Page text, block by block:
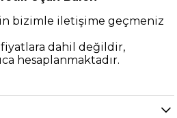
bizimle iletişime geçmeniz
dahil değildir,
hesaplanmaktadır.
altın krom balon, 5 adet